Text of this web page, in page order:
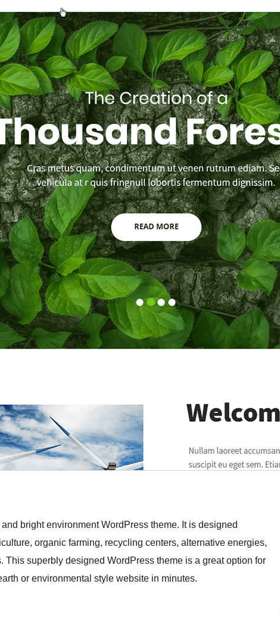
bright environment WordPress theme. It is designed
organic farming, recycling centers, alternative energies,
This superbly designed WordPress theme is a great option for
or environmental style website in minutes.